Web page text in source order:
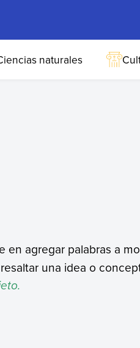
naturales
en agregar palabras a
una idea o